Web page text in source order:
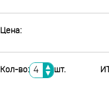
Цена:
Кол-во: ▲
▼ шт.